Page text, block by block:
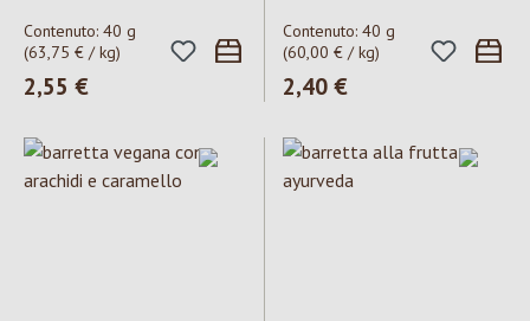
Contenuto: 40 g
(63,75 € / kg)
Prezzo normale:
2,55 €
Contenuto: 40 g
(60,00 € / kg)
Prezzo normale:
2,40 €